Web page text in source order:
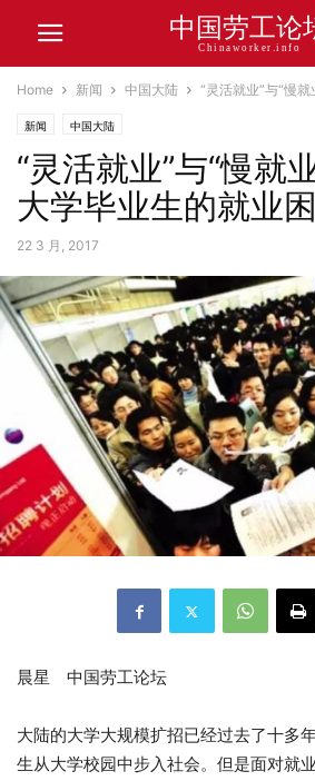
中国劳工论
Chinaworker.info
Home 新闻 中国大陆 “灵活就业”与“慢就
新闻 中国大陆
“灵活就业”与“慢就
大学毕业生的就业
22 3 月, 2017
晨星 中国劳工论坛
大陆的大学大规模扩招已经过去了十多
生从大学校园中步入社会。但是面对就